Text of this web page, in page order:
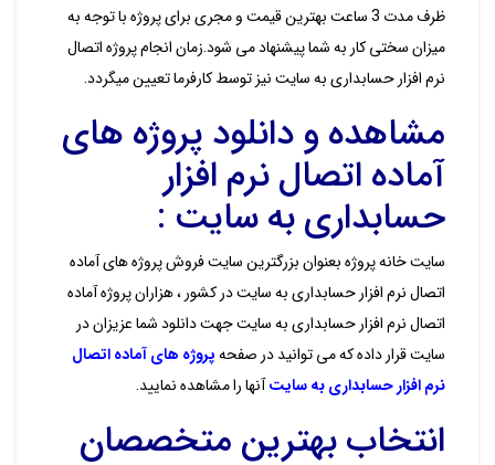
ظرف مدت 3 ساعت بهترین قیمت و مجری برای پروژه با توجه به
میزان سختی کار به شما پیشنهاد می شود.زمان انجام پروژه اتصال
نرم افزار حسابداری به سایت نیز توسط کارفرما تعیین میگردد.
مشاهده و دانلود پروژه های
آماده اتصال نرم افزار
حسابداری به سایت :
سایت خانه پروژه بعنوان بزرگترین سایت فروش پروژه های آماده
اتصال نرم افزار حسابداری به سایت در کشور ، هزاران پروژه آماده
اتصال نرم افزار حسابداری به سایت جهت دانلود شما عزیزان در
سایت قرار داده که می توانید در صفحه پروژه های آماده اتصال
نرم افزار حسابداری به سایتآنها را مشاهده نمایید.
انتخاب بهترین متخصصان